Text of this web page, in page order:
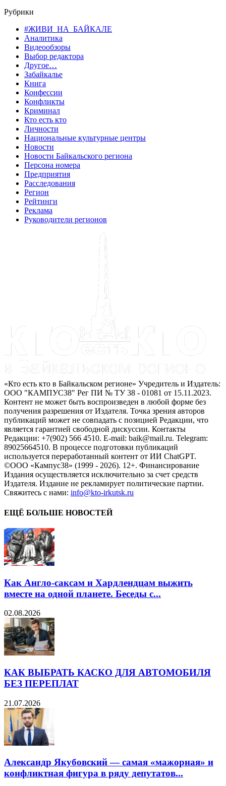
Рубрики
#ЖИВИ_НА_БАЙКАЛЕ
Аналитика
Видеообзоры
Выбор редактора
Другое…
Забайкалье
Книга
Конфессии
Конфликты
Криминал
Кто есть кто
Личности
Национальные культурные центры
Новости
Новости Байкальского региона
Персона номера
Предприятия
Расследования
Регион
Рейтинги
Реклама
Руководители регионов
«Кто есть кто в Байкальском регионе» Учредитель и Издатель:
ООО "КАМПУС38" Рег ПИ № ТУ 38 - 01081 от 15.11.2023.
Контент не может быть воспроизведен в любой форме без
получения разрешения от Издателя. Точка зрения авторов
публикаций может не совпадать с позицией Редакции, что
является гарантией свободной дискуссии. Контакты
Редакции: +7(902) 566 4510. E-mail: baik@mail.ru. Telegram:
89025664510. В процессе подготовки публикаций
используется переработанный контент от ИИ ChatGPT.
©ООО «Кампус38» (1999 - 2026). 12+. Финансирование
Издания осуществляется исключительно за счет средств
Издателя. Издание не рекламирует политические партии.
Свяжитесь с нами: info@kto-irkutsk.ru
ЕЩЁ БОЛЬШЕ НОВОСТЕЙ
Как Англо-саксам и Хардлендцам выжить
вместе на одной планете. Беседы с...
02.08.2026
КАК ВЫБРАТЬ КАСКО ДЛЯ АВТОМОБИЛЯ
БЕЗ ПЕРЕПЛАТ
21.07.2026
Александр Якубовский — самая «мажорная» и
конфликтная фигура в ряду депутатов...